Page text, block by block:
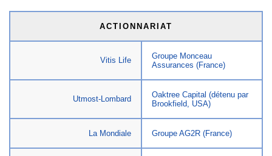
ACTIONNARIAT
Vitis Life
Groupe Monceau
Assurances (France)
Utmost-Lombard
Oaktree Capital (détenu par
Brookfield, USA)
La Mondiale Groupe AG2R (France)